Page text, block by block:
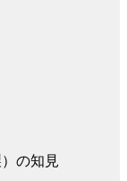
の知見